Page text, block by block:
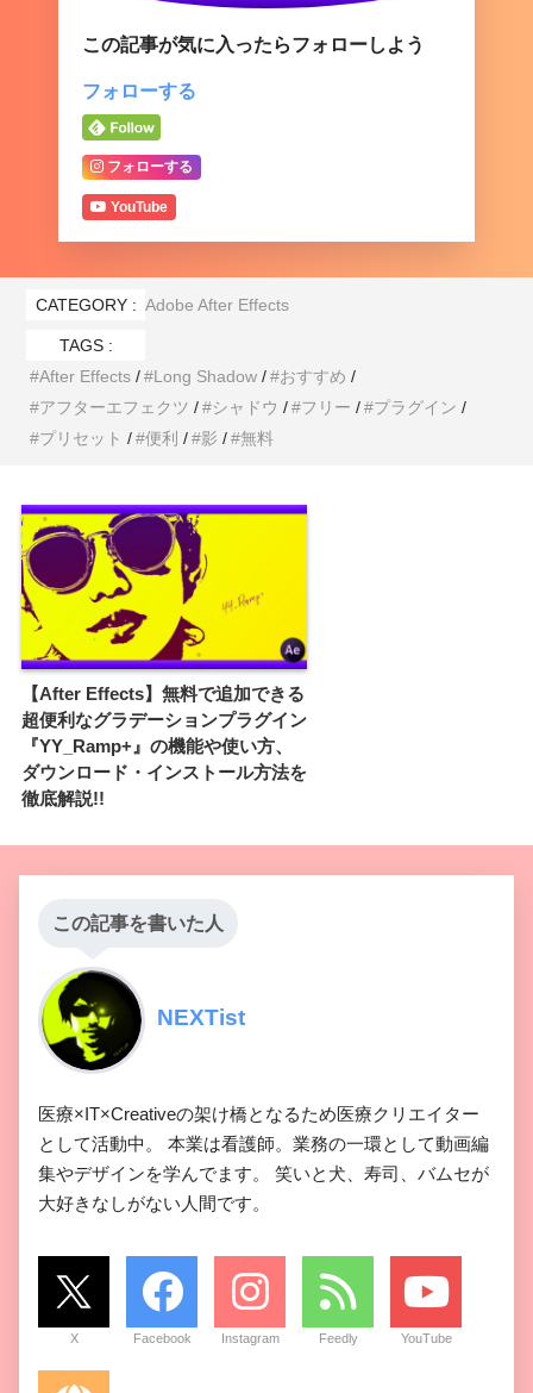
この記事が気に入ったらフォローしよう
フォローする
フォローする
YouTube
CATEGORY : Adobe After Effects
TAGS :
After Effects
Long Shadow
おすすめ
アフターエフェクツ
シャドウ フリー
プラグイン
プリセット
便利 影 無料
【After Effects】無料で追加できる
超便利なグラデーションプラグイン
『YY_Ramp+』の機能や使い方、
ダウンロード・インストール方法を
徹底解説!!
この記事を書いた人
NEXTist
医療×IT×Creativeの架け橋となるため医療クリエイター
として活動中。 本業は看護師。業務の一環として動画編
集やデザインを学んでます。 笑いと犬、寿司、バムセが
大好きなしがない人間です。
X Facebook Instagram Feedly YouTube